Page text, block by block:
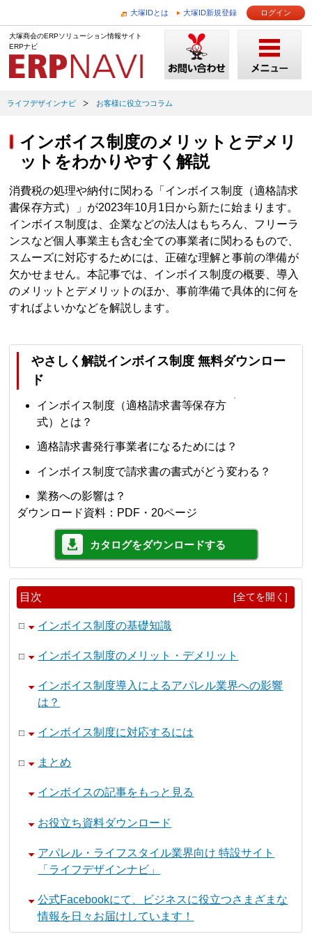
大塚IDとは 大塚ID新規登録 ログイン
大塚商会のERPソリューション情報サイト
ERPナビ
ライフデザインナビ お客様に役立つコラム
インボイス制度のメリットとデメリ
ットをわかりやすく解説
消費税の処理や納付に関わる「インボイス制度（適格請求
書保存方式）」が2023年10月1日から新たに始まります。
インボイス制度は、企業などの法人はもちろん、フリーラ
ンスなど個人事業主も含む全ての事業者に関わるもので、
スムーズに対応するためには、正確な理解と事前の準備が
欠かせません。本記事では、インボイス制度の概要、導入
のメリットとデメリットのほか、事前準備で具体的に何を
すればよいかなどを解説します。
やさしく解説インボイス制度 無料ダウンロー
ド
インボイス制度（適格請求書等保存方
式）とは？
適格請求書発行事業者になるためには？
インボイス制度で請求書の書式がどう変わる？
業務への影響は？
ダウンロード資料：PDF・20ページ
カタログをダウンロードする
目次 [全てを開く]
インボイス制度の基礎知識
インボイス制度のメリット・デメリット
インボイス制度導入によるアパレル業界への影響
は？
インボイス制度に対応するには
まとめ
インボイスの記事をもっと見る
お役立ち資料ダウンロード
アパレル・ライフスタイル業界向け 特設サイト
「ライフデザインナビ」
公式Facebookにて、ビジネスに役立つさまざまな
情報を日々お届けしています！